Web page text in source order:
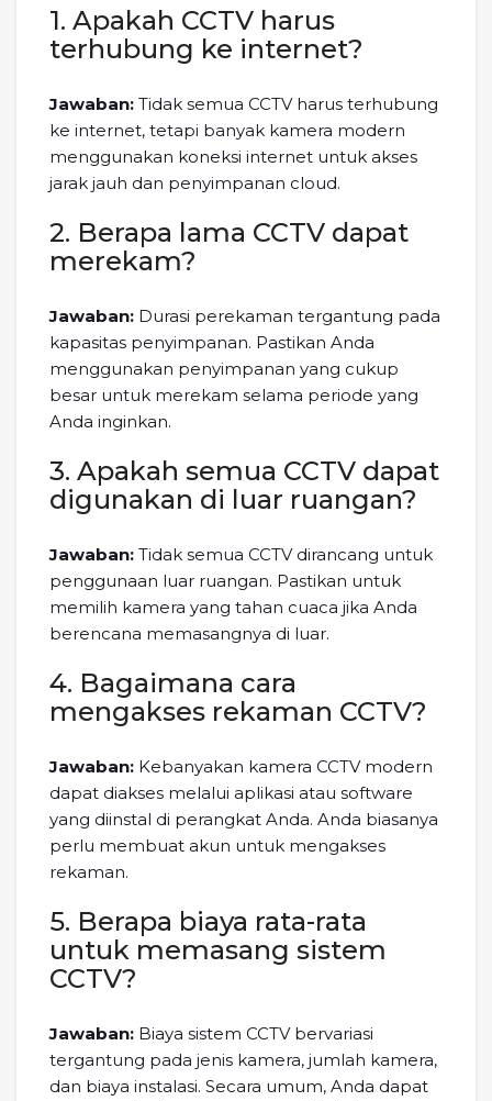
1. Apakah CCTV harus
terhubung ke internet?
Jawaban: Tidak semua CCTV harus terhubung
ke internet, tetapi banyak kamera modern
menggunakan koneksi internet untuk akses
jarak jauh dan penyimpanan cloud.
2. Berapa lama CCTV dapat
merekam?
Jawaban: Durasi perekaman tergantung pada
kapasitas penyimpanan. Pastikan Anda
menggunakan penyimpanan yang cukup
besar untuk merekam selama periode yang
Anda inginkan.
3. Apakah semua CCTV dapat
digunakan di luar ruangan?
Jawaban: Tidak semua CCTV dirancang untuk
penggunaan luar ruangan. Pastikan untuk
memilih kamera yang tahan cuaca jika Anda
berencana memasangnya di luar.
4. Bagaimana cara
mengakses rekaman CCTV?
Jawaban: Kebanyakan kamera CCTV modern
dapat diakses melalui aplikasi atau software
yang diinstal di perangkat Anda. Anda biasanya
perlu membuat akun untuk mengakses
rekaman.
5. Berapa biaya rata-rata
untuk memasang sistem
CCTV?
Jawaban: Biaya sistem CCTV bervariasi
tergantung pada jenis kamera, jumlah kamera,
dan biaya instalasi. Secara umum, Anda dapat